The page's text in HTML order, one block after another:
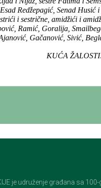
Redžepagić, Senad
i sestrične, amidžići i
Ramić, Goralija,
Gačanović, Sivić,
KUĆA
je udruženje građana sa